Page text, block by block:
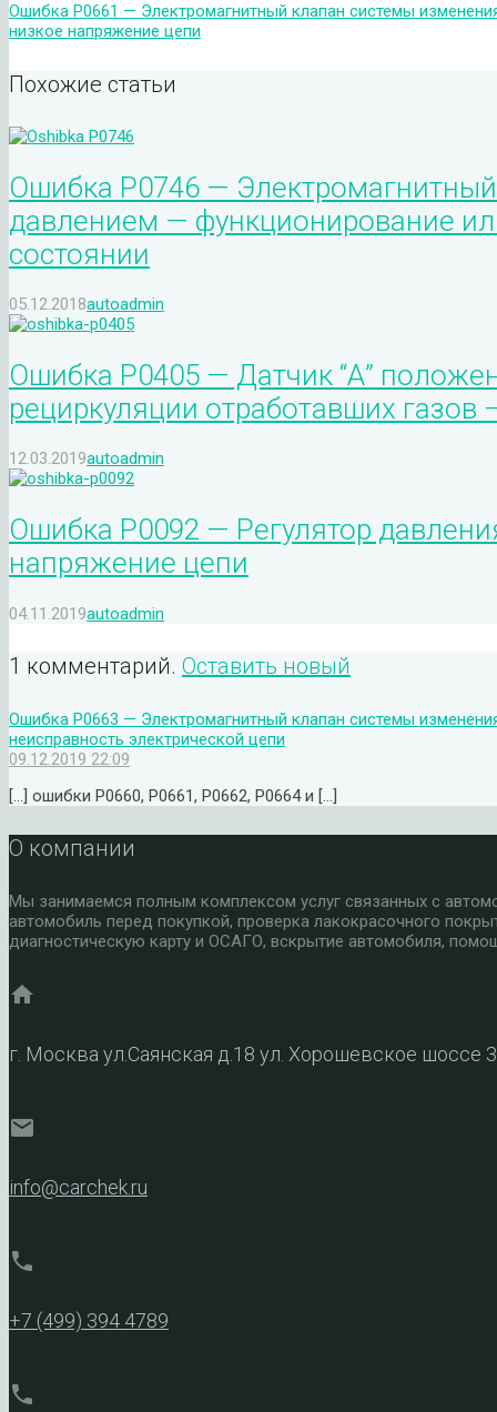
Ошибка P0661 — Электромагнитный клапан системы
низкое напряжение цепи
Похожие статьи
Ошибка P0746 — Электромагнитный
давлением — функционирование
состоянии
05.12.2018autoadmin
Ошибка P0405 — Датчик “А”
рециркуляции отработавших газов
12.03.2019autoadmin
Ошибка P0092 — Регулятор
напряжение цепи
04.11.2019autoadmin
1 комментарий. Оставить новый
Ошибка P0663 — Электромагнитный клапан системы
неисправность электрической цепи
09.12.2019 22:09
[…] ошибки P0660, P0661, P0662, P0664 и […]
О компании
Мы занимаемся полным комплексом услуг связанных с
автомобиль перед покупкой, проверка лакокрасочного
диагностическую карту и ОСАГО, вскрытие автомобиля,
home
г. Москва ул.Саянская д.18 ул. Хорошевское шоссе
mail
info@carchek.ru
phone
+7 (499) 394 4789
phone